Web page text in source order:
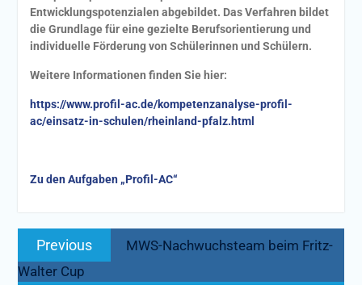
Entwicklungspotenzialen abgebildet. Das Verfahren bildet
die Grundlage für eine gezielte Berufsorientierung und
individuelle Förderung von Schülerinnen und Schülern.
Weitere Informationen finden Sie hier:
https://www.profil-ac.de/kompetenzanalyse-profil-
ac/einsatz-in-schulen/rheinland-pfalz.html
Zu den Aufgaben „Profil-AC“
Beitragsnavigation
Previous
post:
MWS-Nachwuchsteam beim Fritz-
Walter Cup